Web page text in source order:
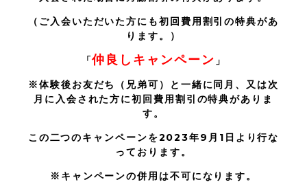
（ご入会いただいた方にも初回費用割引の特典があ
ります。）
「仲良しキャンペーン 」
※体験後お友だち（兄弟可）と一緒に同月、又は次
月に入会された方に初回費用割引の特典がありま
す。
この二つのキャンペーンを2023年9月1日より行な
っております。
※キャンペーンの併用は不可になります。